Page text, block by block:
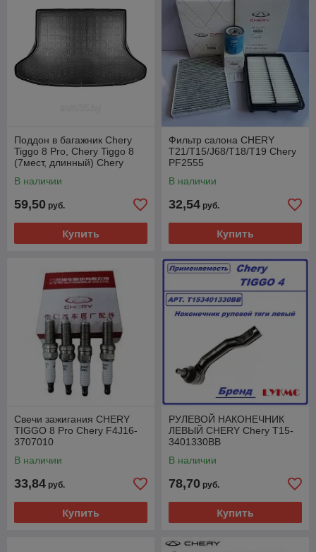
Поддон в багажник Chery
Tiggo 8 Pro, Chery Tiggo 8
(7мест, длинный) Chery
В наличии
59,50 руб.
Купить
Фильтр салона CHERY
T21/T15/J68/T18/T19 Chery
PF2555
В наличии
32,54 руб.
Купить
Свечи зажигания CHERY
TIGGO 8 Pro Chery F4J16-
3707010
В наличии
33,84 руб.
Купить
РУЛЕВОЙ НАКОНЕЧНИК
ЛЕВЫЙ CHERY Chery T15-
3401330BB
В наличии
78,70 руб.
Купить